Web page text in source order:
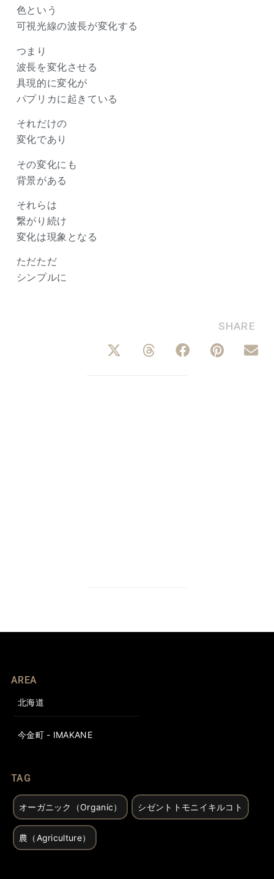
色という
可視光線の波長が変化する
つまり
波長を変化させる
具現的に変化が
パプリカに起きている
それだけの
変化であり
その変化にも
背景がある
それらは
繋がり続け
変化は現象となる
ただただ
シンプルに
SHARE
AREA
北海道
今金町 - IMAKANE
TAG
オーガニック（Organic） シゼントトモニイキルコト
農（Agriculture）